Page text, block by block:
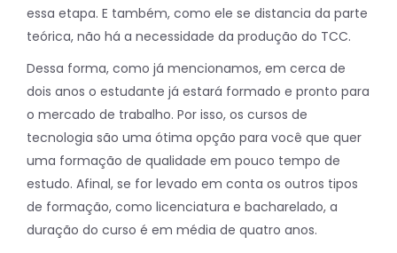
essa etapa. E também, como ele se distancia da parte
teórica, não há a necessidade da produção do TCC.
Dessa forma, como já mencionamos, em cerca de
dois anos o estudante já estará formado e pronto para
o mercado de trabalho. Por isso, os cursos de
tecnologia são uma ótima opção para você que quer
uma formação de qualidade em pouco tempo de
estudo. Afinal, se for levado em conta os outros tipos
de formação, como licenciatura e bacharelado, a
duração do curso é em média de quatro anos.